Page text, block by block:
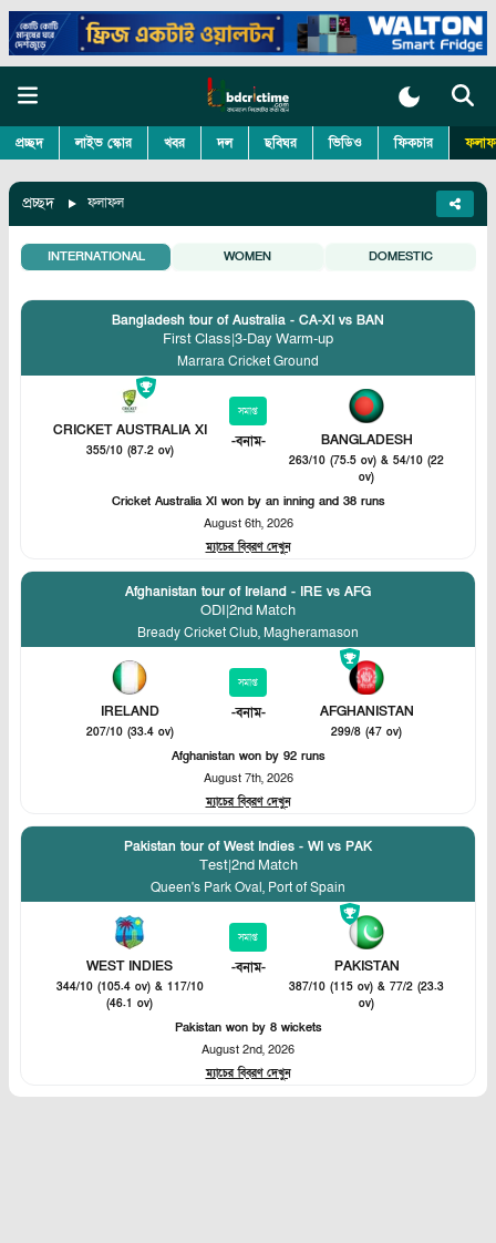
প্রচ্ছদ লাইভ স্কোর খবর দল ছবিঘর ভিডিও ফিকচার
প্রচ্ছদ ফলাফল
INTERNATIONAL WOMEN DOMESTIC
Bangladesh tour of Australia - CA-XI vs BAN
First Class|3-Day Warm-up
Marrara Cricket Ground
CRICKET AUSTRALIA XI
355/10 (87.2 ov)
সমাপ্ত
-বনাম- BANGLADESH
263/10 (75.5 ov) & 54/10 (22
ov)
Cricket Australia XI won by an inning and 38 runs
August 6th, 2026
ম্যাচের বিবরণ দেখুন
Afghanistan tour of Ireland - IRE vs AFG
ODI|2nd Match
Bready Cricket Club, Magheramason
IRELAND
207/10 (33.4 ov)
সমাপ্ত
-বনাম- AFGHANISTAN
299/8 (47 ov)
Afghanistan won by 92 runs
August 7th, 2026
ম্যাচের বিবরণ দেখুন
Pakistan tour of West Indies - WI vs PAK
Test|2nd Match
Queen's Park Oval, Port of Spain
WEST INDIES
344/10 (105.4 ov) & 117/10
(46.1 ov)
সমাপ্ত
-বনাম- PAKISTAN
387/10 (115 ov) & 77/2 (23.3
ov)
Pakistan won by 8 wickets
August 2nd, 2026
ম্যাচের বিবরণ দেখুন